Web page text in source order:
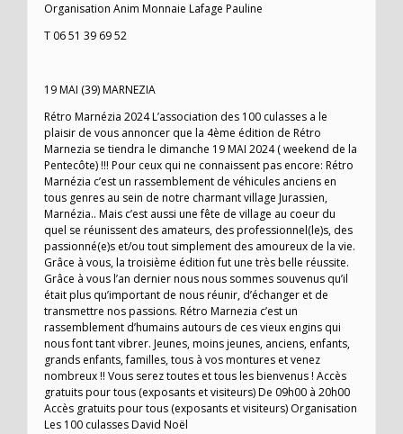
Organisation Anim Monnaie Lafage Pauline
T 06 51 39 69 52
19 MAI (39) MARNEZIA
Rétro Marnézia 2024 L’association des 100 culasses a le
plaisir de vous annoncer que la 4ème édition de Rétro
Marnezia se tiendra le dimanche 19 MAI 2024 ( weekend de la
Pentecôte) !!! Pour ceux qui ne connaissent pas encore: Rétro
Marnézia c’est un rassemblement de véhicules anciens en
tous genres au sein de notre charmant village Jurassien,
Marnézia.. Mais c’est aussi une fête de village au coeur du
quel se réunissent des amateurs, des professionnel(le)s, des
passionné(e)s et/ou tout simplement des amoureux de la vie.
Grâce à vous, la troisième édition fut une très belle réussite.
Grâce à vous l’an dernier nous nous sommes souvenus qu’il
était plus qu’important de nous réunir, d’échanger et de
transmettre nos passions. Rétro Marnezia c’est un
rassemblement d’humains autours de ces vieux engins qui
nous font tant vibrer. Jeunes, moins jeunes, anciens, enfants,
grands enfants, familles, tous à vos montures et venez
nombreux !! Vous serez toutes et tous les bienvenus ! Accès
gratuits pour tous (exposants et visiteurs) De 09h00 à 20h00
Accès gratuits pour tous (exposants et visiteurs) Organisation
Les 100 culasses David Noël